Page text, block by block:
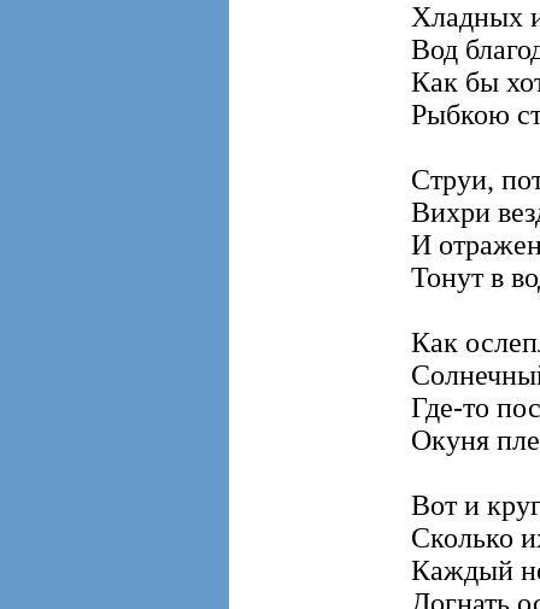
Хладных
Вод
Как бы
Рыбкою
Струи,
Вихри
И
Тонут в
Как
Где-то
Окуня
Вот и
Сколько
Каждый